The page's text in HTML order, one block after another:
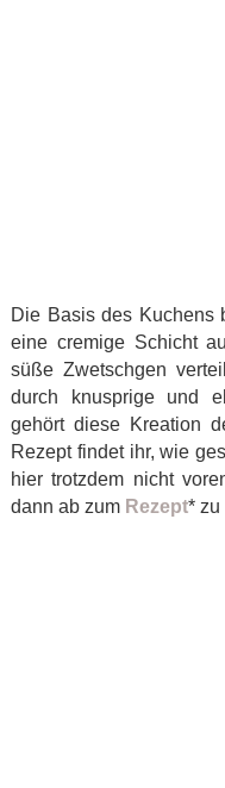
Die Basis des Kuchens
eine cremige Schicht
süße Zwetschgen
durch knusprige und
gehört diese Kreation
Rezept findet ihr, wie
hier trotzdem nicht
dann ab zum Rezept* zu